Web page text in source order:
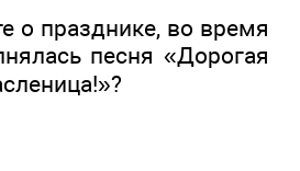
о празднике, во время
песня «Дорогая